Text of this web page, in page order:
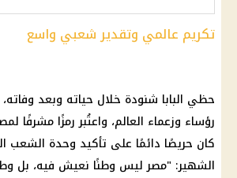
تكريم عالمي وتقدير شعبي واسع
حظي البابا شنودة خلال حياته وبعد
رؤساء وزعماء العالم، واعتُبر رمزًا مشرفًا
كان حريصًا دائمًا على تأكيد وحدة الشعب
الشهير: "مصر ليس وطنًا نعيش فيه، بل